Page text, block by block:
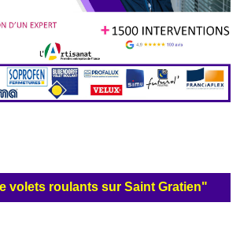
volets roulants sur Saint Gratien"